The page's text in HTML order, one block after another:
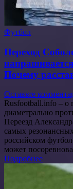
Футбол
Переход
Почему
Оставьте
Rusfootball.info – о
диаметрально
Переезд
самых
российском
может
Подробнее